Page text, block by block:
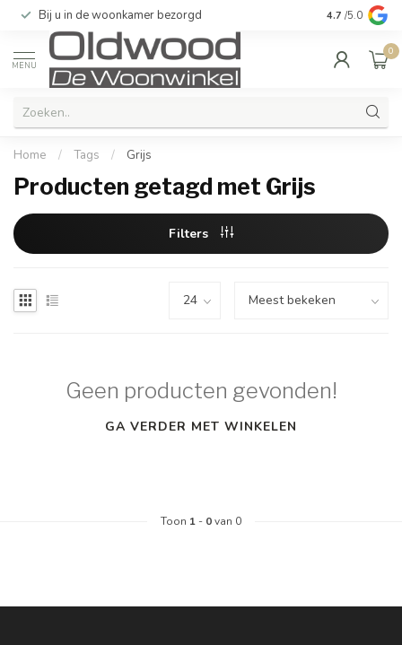
Bij u in de woonkamer bezorgd Kwaliteit &
4.7 /5.0
MENU
0
Home / Tags / Grijs
Producten getagd met Grijs
Filters
Geen producten gevonden!
GA VERDER MET WINKELEN
Toon 1 - 0van 0